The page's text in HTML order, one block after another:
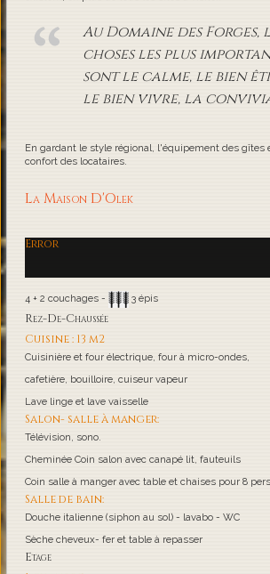
Au Domaine des Forges,
choses les plus
sont le calme, le bien
le bien vivre, la
En gardant le style régional, l'équipement des gîtes
confort des locataires.
La Maison D'Olek
Error
4 + 2 couchages - 3 épis
Rez-De-Chaussée
Cuisine : 13 m2
Cuisinière et four électrique, four à micro-ondes,
cafetière, bouilloire, cuiseur vapeur
Lave linge et lave vaisselle
Salon- salle à manger:
Télévision, sono.
Cheminée Coin salon avec canapé lit, fauteuils
Coin salle à manger avec table et chaises pour 8
Salle de bain:
Douche italienne (siphon au sol) - lavabo - WC
Sèche cheveux- fer et table à repasser
Etage